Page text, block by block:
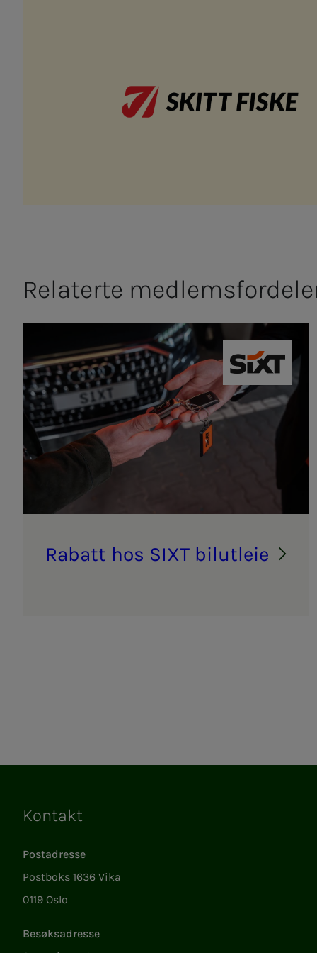
Relaterte
SIXT
Ra­­­batt hos SIXT bil­ut­­­leie
Kontakt
Postadresse
Postboks 1636 Vika
0119 Oslo
Besøksadresse